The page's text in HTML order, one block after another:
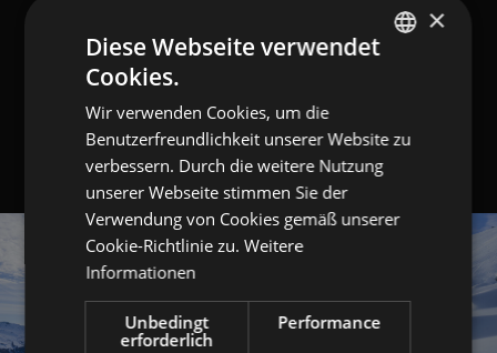
×
Diese Webseite verwendet
Cookies.
Wir verwenden Cookies, um die
Benutzerfreundlichkeit unserer Website zu
verbessern. Durch die weitere Nutzung
unserer Webseite stimmen Sie der
Verwendung von Cookies gemäß unserer
Cookie-Richtlinie zu. Weitere
Informationen
Unbedingt
erforderlich
Performance